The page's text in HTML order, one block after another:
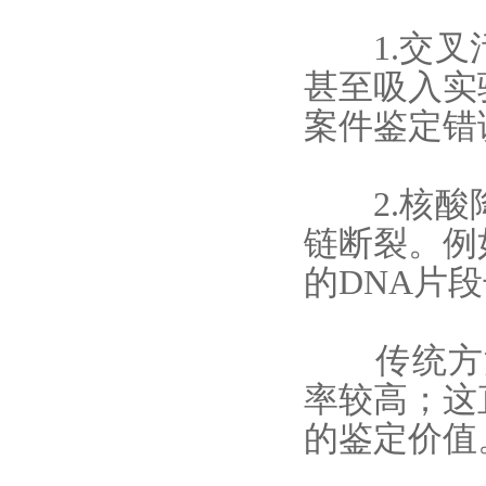
1.交叉污
甚至吸入
案件鉴定错
2.核酸降
链断裂。
的DNA片
传统方
率较高；
的鉴定价值